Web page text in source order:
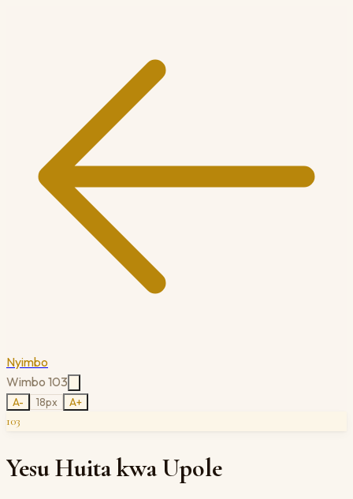
Nyimbo
Wimbo 103
A- 18px A+
103
Yesu Huita kwa Upole